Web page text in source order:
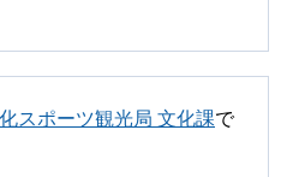
スポーツ観光局 文化課で